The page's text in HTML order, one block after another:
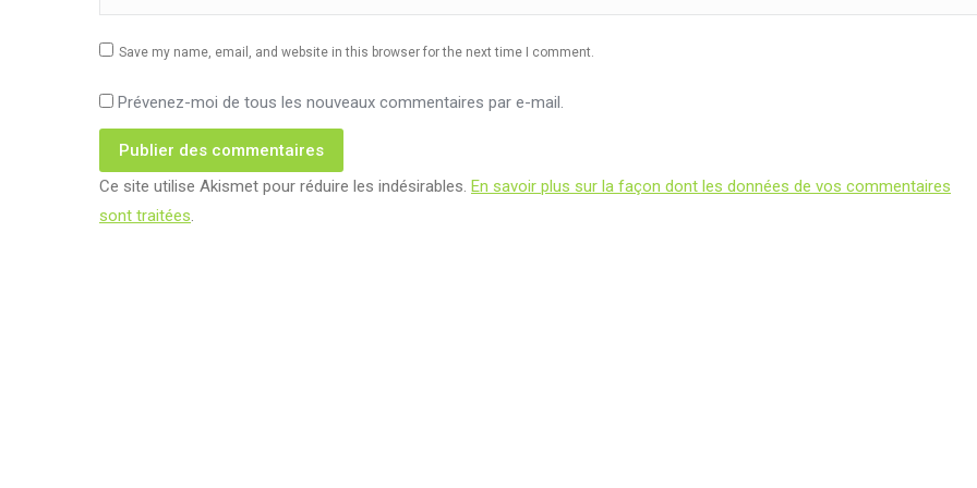
Save my name, email, and website in this browser for the next time I comment.
Prévenez-moi de tous les nouveaux commentaires par e-mail.
Publier des commentaires
Ce site utilise Akismet pour réduire les indésirables. En savoir plus sur la façon dont les données de vos commentaires
sont traitées